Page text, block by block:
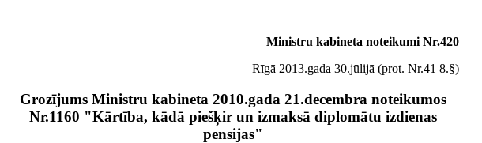
Ministru kabineta noteikumi Nr.420
Rīgā 2013.gada 30.jūlijā (prot. Nr.41 8.§)
Grozījums Ministru kabineta 2010.gada 21.decembra noteikumos
Nr.1160 "Kārtība, kādā piešķir un izmaksā diplomātu izdienas
pensijas"